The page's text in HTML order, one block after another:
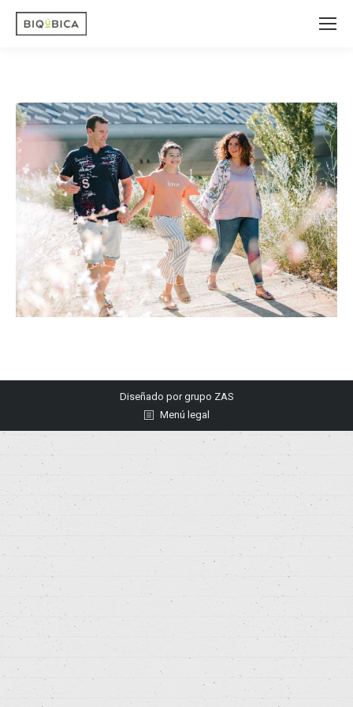
Diseñado porgrupo ZAS
Menú legal